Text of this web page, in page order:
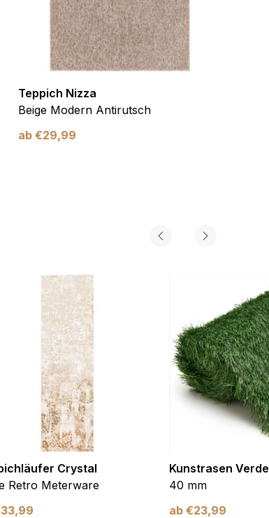
Teppich Nizza
Beige Modern Antirutsch
ab €29,99
Crystal
Retro Meterware
33,99
Kunstrasen Verde
40 mm
ab €23,99
verfolgen. Das Ziel ist es, Anzeigen
somit wertvoller für Herausgeber und